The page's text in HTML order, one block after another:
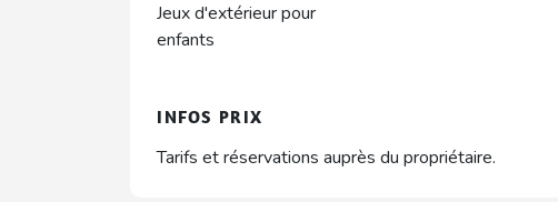
Jeux d'extérieur pour
enfants
INFOS PRIX
Tarifs et réservations auprès du propriétaire.